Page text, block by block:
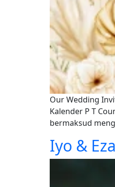
Our Wedding
Kalender P T
bermaksud
Iyo & Eza